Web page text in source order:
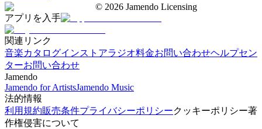
© 2026 Jamendo Licensing
アプリを入手
関連リンク
音楽カタログインストアラジオ料金お問い合わせヘルプセン
ターお問い合わせ
Jamendo
Jamendo for ArtistsJamendo Music
法的情報
利用規約販売条件プライバシーポリシークッキーポリシー著
作権侵害について